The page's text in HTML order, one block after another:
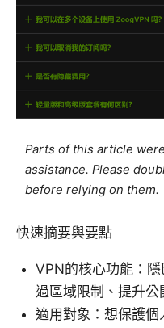
Parts of this article
assistance. Please
before relying on them.
快速摘要與要點
VPN的核心功能：
過區域限制、提升公
適用對象：想保護